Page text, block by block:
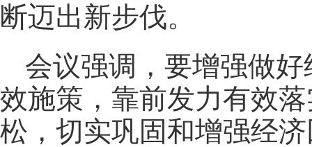
断迈出新步伐。
会议强调，要增强做
效施策，靠前发力有效
松，切实巩固和增强经